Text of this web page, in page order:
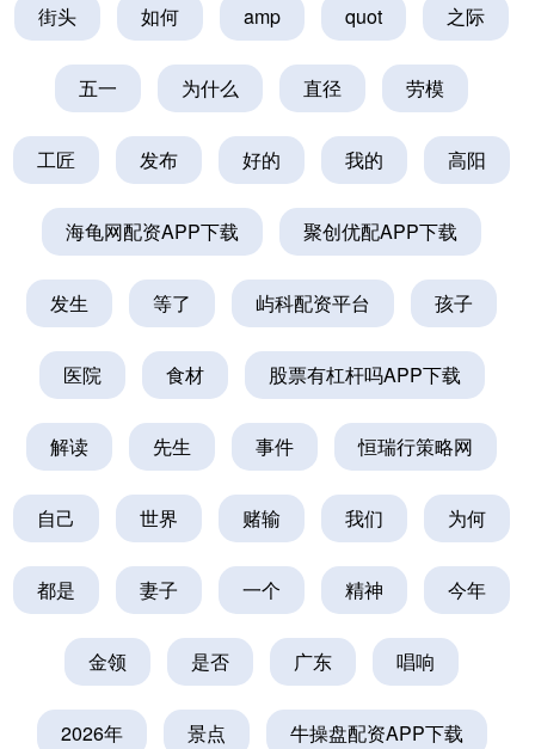
街头 如何 amp quot 之际
五一 为什么 直径 劳模
工匠 发布 好的 我的 高阳
海龟网配资APP下载 聚创优配APP下载
发生 等了 屿科配资平台 孩子
医院 食材 股票有杠杆吗APP下载
解读 先生 事件 恒瑞行策略网
自己 世界 赌输 我们 为何
都是 妻子 一个 精神 今年
金领 是否 广东 唱响
2026年 景点 牛操盘配资APP下载